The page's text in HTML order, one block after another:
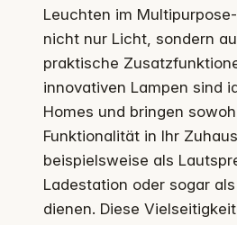
Leuchten im
nicht nur Licht, sondern
praktische
innovativen Lampen sind
Homes und bringen
Funktionalität in Ihr
beispielsweise als
Ladestation oder sogar
dienen. Diese